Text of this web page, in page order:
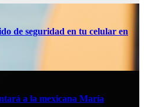
de seguridad en tu celular en
a la mexicana María